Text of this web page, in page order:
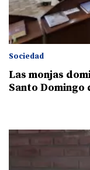
Sociedad
Las monjas
Santo Domingo